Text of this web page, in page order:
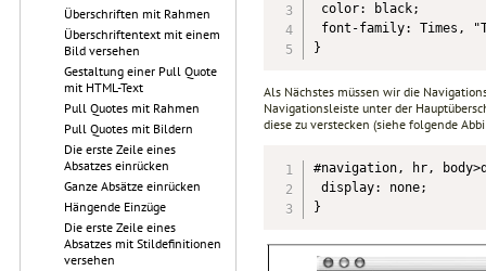
Überschriften mit Rahmen
Überschriftentext mit einem
Bild versehen
Gestaltung einer Pull Quote
mit HTML-Text
Pull Quotes mit Rahmen
Pull Quotes mit Bildern
Die erste Zeile eines
Absatzes einrücken
Ganze Absätze einrücken
Hängende Einzüge
Die erste Zeile eines
Absatzes mit Stildefinitionen
versehen
color: black;
font-family: Times,
}
Als Nächstes müssen wir die
Navigationsleiste unter der
diese zu verstecken (siehe folgende
#navigation, hr,
display: none;
}